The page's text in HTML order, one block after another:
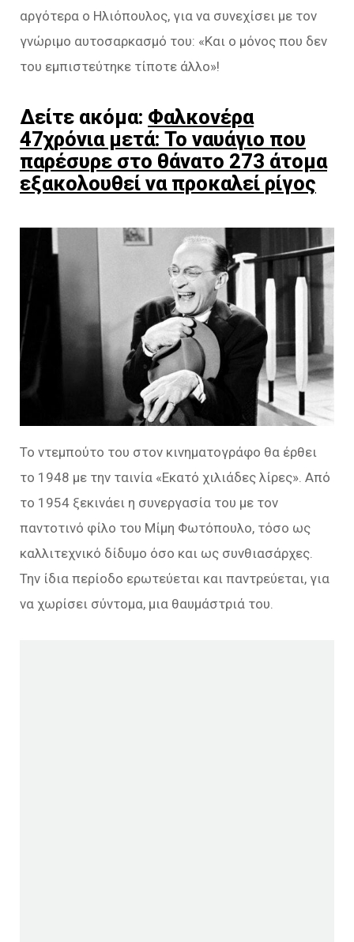
αργότερα ο Ηλιόπουλος, για να συνεχίσει με τον
γνώριμο αυτοσαρκασμό του: «Και ο μόνος που δεν
του εμπιστεύτηκε τίποτε άλλο»!
Δείτε ακόμα: Φαλκονέρα
47χρόνια μετά: Το ναυάγιο που
παρέσυρε στο θάνατο 273 άτομα
εξακολουθεί να προκαλεί ρίγος
Το ντεμπούτο του στον κινηματογράφο θα έρθει
το 1948 με την ταινία «Εκατό χιλιάδες λίρες». Από
το 1954 ξεκινάει η συνεργασία του με τον
παντοτινό φίλο του Μίμη Φωτόπουλο, τόσο ως
καλλιτεχνικό δίδυμο όσο και ως συνθιασάρχες.
Την ίδια περίοδο ερωτεύεται και παντρεύεται, για
να χωρίσει σύντομα, μια θαυμάστριά του.